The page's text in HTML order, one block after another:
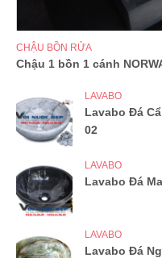
CHẬU BỒN RỬA
Chậu 1 bồn 1 cánh
LAVABO
Lavabo Đá
02
LAVABO
Lavabo Đá
LAVABO
Lavabo Đá